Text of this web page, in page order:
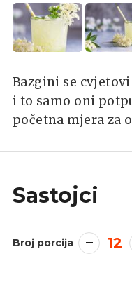
Bazgini se
i to samo oni
početna mjera za
Sastojci
Broj porcija 12